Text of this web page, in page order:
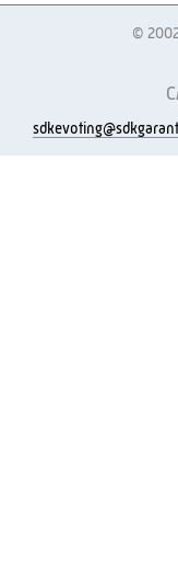
©